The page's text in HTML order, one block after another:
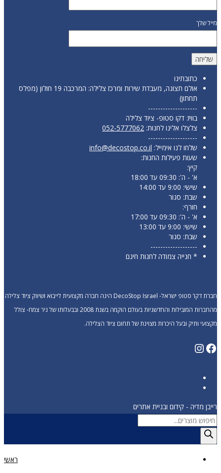
מייל שלך
כתובתינו
אולם תצוגה, מעבדת שירות ומרכז צלילה: המרכבה 19 חולון (מפלס
תחתון)
--------------------
בוויז: דקו סטופ- ציוד צלילה
צלצלו אלינו לחנות: 052-5777062
--------------------
שלחו לנו אימייל: info@decostop.co.il
שעות פעילות החנות:
קיץ:
א' - ה': 09:30 עד 18:00
שישי: 9:00 עד 14:00
שבת: סגור
חורף:
א' - ה': 09:30 עד 17:00
שישי: 9:00 עד 13:00
שבת: סגור
-------------------
* חנייה צמודה לחנות חינם
חברת דקו’ סטופ ישראל- DecoStop Israel הינה חברה מקצועית לייבוא ושיווק ציוד צלילה
מהחברות המובילות והחדשניות בעולם הוקמה בשנת 2008 ובבעלותו של ניר צמח- צולל
מקצועי ותיק ובעל היכרות מצוינת של תחום ציוד הצלילה.
Facebook
Instagram
רייבן מדיה - קידום ובניית אתרים
Products
search
ראשי